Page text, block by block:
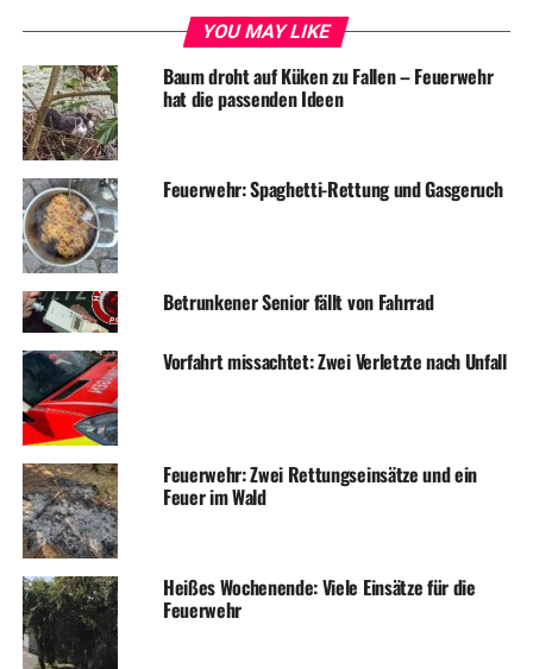
Symbolfoto / Archiv
RELATED TOPICS:
UP NEXT
Spur führt nach Wetter: Nutella & Co für zigtausend Euro
geklaut
DON'T MISS
Unfallflucht: Polizei sucht Transporter
YOU MAY LIKE
Baum droht auf Küken zu Fallen – Feuerwehr
hat die passenden Ideen
Feuerwehr: Spaghetti-Rettung und Gasgeruch
Betrunkener Senior fällt von Fahrrad
Vorfahrt missachtet: Zwei Verletzte nach Unfall
Feuerwehr: Zwei Rettungseinsätze und ein
Feuer im Wald
Heißes Wochenende: Viele Einsätze für die
Feuerwehr